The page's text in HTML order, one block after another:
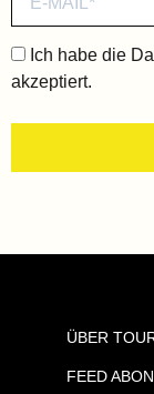
Ich habe die
akzeptiert.
ÜBER
FEED